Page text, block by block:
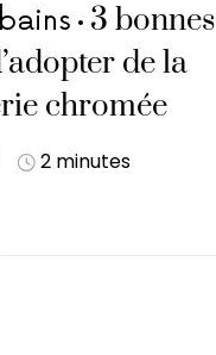
3 bonnes
de la
chromée
2 minutes